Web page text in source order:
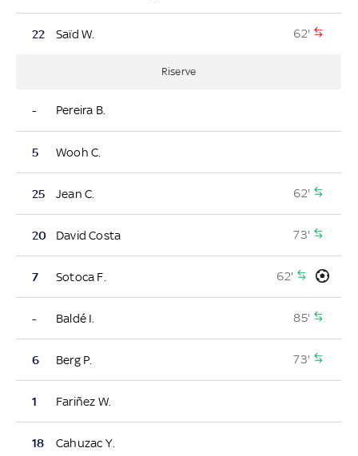
22 Saïd W. 62'
Riserve
- Pereira B.
5 Wooh C.
25 Jean C. 62'
20 David Costa 73'
7 Sotoca F. 62'
- Baldé I. 85'
6 Berg P. 73'
1 Fariñez W.
18 Cahuzac Y.